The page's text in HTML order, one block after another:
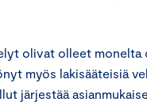
olivat olleet monelta
myös lakisääteisiä
järjestää